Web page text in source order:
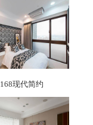
168现代简约